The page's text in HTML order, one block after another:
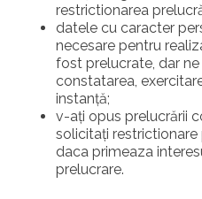
restrictionarea
datele cu caracter
necesare pentru
fost prelucrate, dar
constatarea,
instanţă;
v-aţi opus prelucrării
solicitaţi
daca primeaza
prelucrare.